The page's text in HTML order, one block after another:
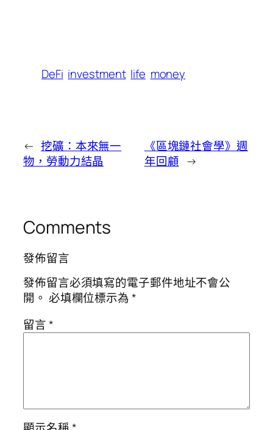
DeFi investment life money
← 挖礦：本來無一
物，勞動力結晶
《區塊鏈社會學》週
年回顧 →
Comments
發佈留言
發佈留言必須填寫的電子郵件地址不會公
開。 必填欄位標示為*
留言*